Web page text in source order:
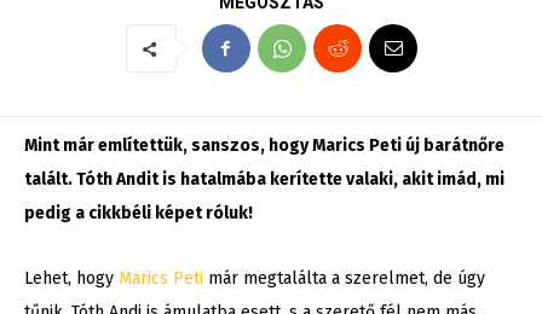
Mint már említettük, sanszos, hogy Marics Peti új barátnőre
talált. Tóth Andit is hatalmába kerítette valaki, akit imád, mi
pedig a cikkbéli képet róluk!
Lehet, hogy Marics Peti már megtalálta a szerelmet, de úgy